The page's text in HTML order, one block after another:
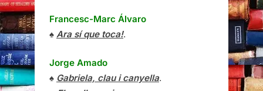
Francesc-Marc Álvaro
♠ Ara sí que toca!.
Jorge Amado
♠ Gabriela, clau i canyella.